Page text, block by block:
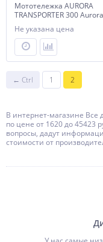
Мототележка AURORA
TRANSPORTER 300 Aurora
Не указана цена
← Ctrl 1 2
В интернет-магазине Все
по цене от 1620 до 45423
вопросы, дадут
стоимости от